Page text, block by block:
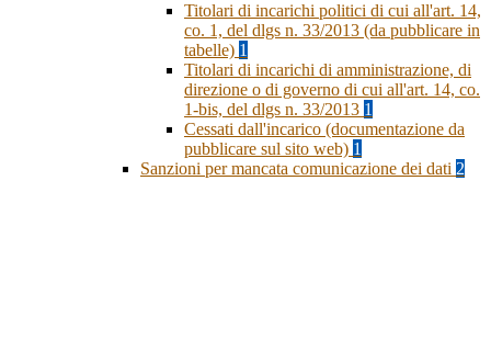
Titolari di incarichi politici di cui all'art. 14,
co. 1, del dlgs n. 33/2013 (da pubblicare in
tabelle) 1
Titolari di incarichi di amministrazione, di
direzione o di governo di cui all'art. 14, co.
1-bis, del dlgs n. 33/2013 1
Cessati dall'incarico (documentazione da
pubblicare sul sito web) 1
Sanzioni per mancata comunicazione dei dati 2